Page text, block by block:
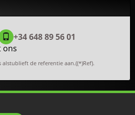
+34 648 89 56 01
ons
de referentie aan.((*)Ref).